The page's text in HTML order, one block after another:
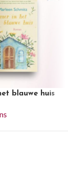
blauwe huis